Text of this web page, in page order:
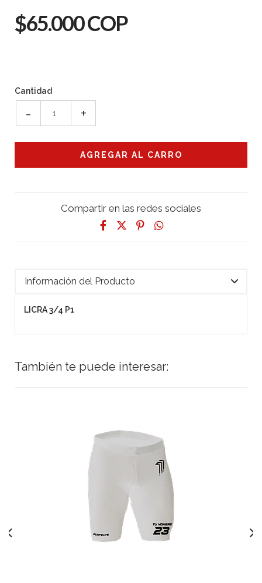
$65.000 COP
Cantidad
- +
Compartir en las redes sociales
Información del Producto
LICRA 3/4 P1
También te puede interesar: